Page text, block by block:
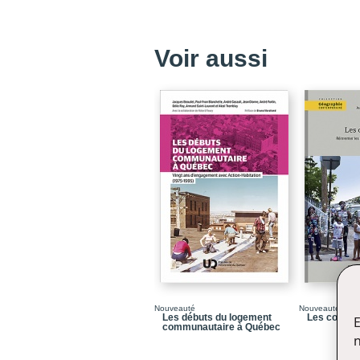
Voir aussi
Nouveauté
Les débuts du logement
communautaire à Québec
Nouveauté
Les